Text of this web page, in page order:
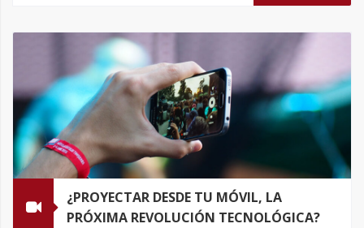
¿PROYECTAR DESDE TU MÓVIL, LA
PRÓXIMA REVOLUCIÓN TECNOLÓGICA?